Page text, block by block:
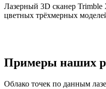
Лазерный 3D сканер Trimble
цветных трёхмерных
Примеры наших
Облако точек по данным